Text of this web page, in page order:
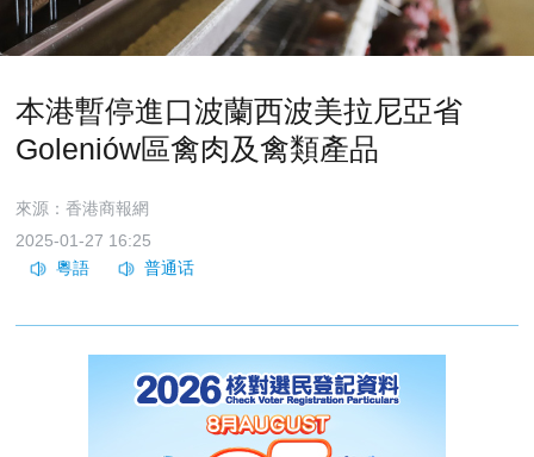
本港暫停進口波蘭西波美拉尼亞省
Goleniów區禽肉及禽類產品
來源：香港商報網
2025-01-27 16:25